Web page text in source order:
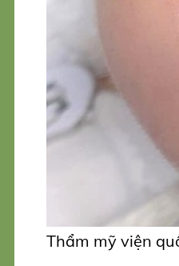
Thẩm mỹ viện